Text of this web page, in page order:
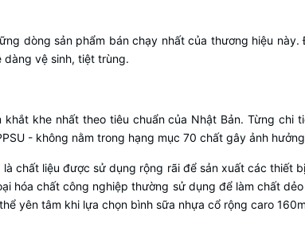
dòng sản phẩm bán chạy nhất của thương hiệu
vệ sinh, tiệt trùng.
khe nhất theo tiêu chuẩn của Nhật Bản. Từng
- không nằm trong hạng mục 70 chất gây ảnh
chất liệu được sử dụng rộng rãi để sản xuất các
hóa chất công nghiệp thường sử dụng để làm chất
yên tâm khi lựa chọn bình sữa nhựa cổ rộng caro